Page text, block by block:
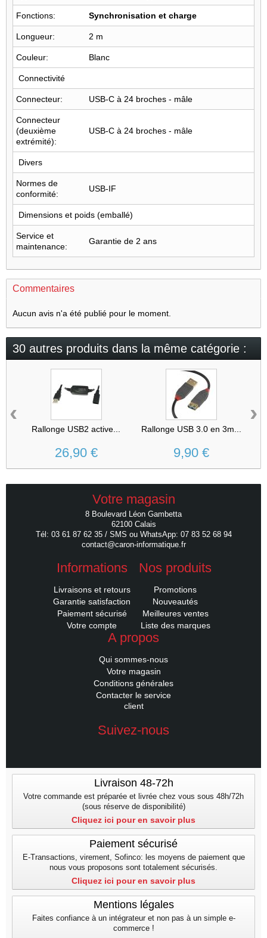
Fonctions: Synchronisation et charge
Longueur: 2 m
Couleur: Blanc
Connectivité
Connecteur: USB-C à 24 broches - mâle
Connecteur
(deuxième
extrémité):
USB-C à 24 broches - mâle
Divers
Normes de
conformité:
USB-IF
Dimensions et poids (emballé)
Service et
maintenance:
Garantie de 2 ans
Commentaires
Aucun avis n'a été publié pour le moment.
30 autres produits dans la même catégorie :
Rallonge USB2 active...
26,90 €
Rallonge USB 3.0 en 3m...
9,90 €
‹ ›
Votre magasin
8 Boulevard Léon Gambetta
62100 Calais
Tél: 03 61 87 62 35 / SMS ou WhatsApp: 07 83 52 68 94
contact@caron-informatique.fr
Informations
Livraisons et retours
Garantie satisfaction
Paiement sécurisé
Votre compte
Nos produits
Promotions
Nouveautés
Meilleures ventes
Liste des marques
A propos
Qui sommes-nous
Votre magasin
Conditions générales
Contacter le service
client
Suivez-nous
Livraison 48-72h
Votre commande est préparée et livrée chez vous sous 48h/72h
(sous réserve de disponibilité)
Cliquez ici pour en savoir plus
Paiement sécurisé
E-Transactions, virement, Sofinco: les moyens de paiement que
nous vous proposons sont totalement sécurisés.
Cliquez ici pour en savoir plus
Mentions légales
Faites confiance à un intégrateur et non pas à un simple e-
commerce !